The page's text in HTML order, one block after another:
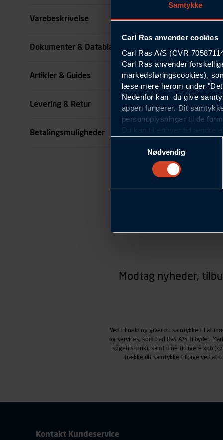
Samtykke
Carl Ras anvender cookies
Carl Ras A/S (CVR
Carl Ras anvender
markedsføringscookies),
læse mere herom under
Nedenfor kan du give
appen fungerer. Dit
personoplysninger til de
Du kan til enhver tid ændre
Statistikcookies
Carl Ras anvender
hjemmeside og apps,
færden på siderne,
informationer om
hjemmesiden ser ud eller
Carl Ras anvender
henblik på markedsføring,
personoplysninger om
Vi henviser endvidere til
personoplysninger.
Nødvendig
Størrelse
se all specifikationer
Varebeskrivelse
Dokumenter & Datablade
Artikler & Guides
Levering & Retur
Betalingsmuligheder
Modtag nyheder,
Ved tilmelding giver du samtykke til at
og services, som Carl Ras A/S tilbyder.
søgehistorik), samt dine tidligere køb
trække dit samtykke tilbage ved at
Kontakt Kundeservice